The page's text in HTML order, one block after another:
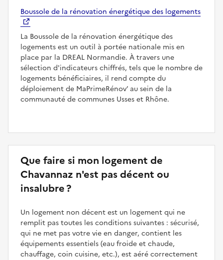
Boussole de la rénovation énergétique des logements
La Boussole de la rénovation énergétique des
logements est un outil à portée nationale mis en
place par la DREAL Normandie. À travers une
sélection d'indicateurs chiffrés, tels que le nombre de
logements bénéficiaires, il rend compte du
déploiement de MaPrimeRénov’ au sein de la
communauté de communes Usses et Rhône.
Que faire si mon logement de
Chavannaz n'est pas décent ou
insalubre ?
Un logement non décent est un logement qui ne
remplit pas toutes les conditions suivantes : sécurisé,
qui ne met pas votre vie en danger, contient les
équipements essentiels (eau froide et chaude,
chauffage, coin cuisine, etc.), est aéré correctement